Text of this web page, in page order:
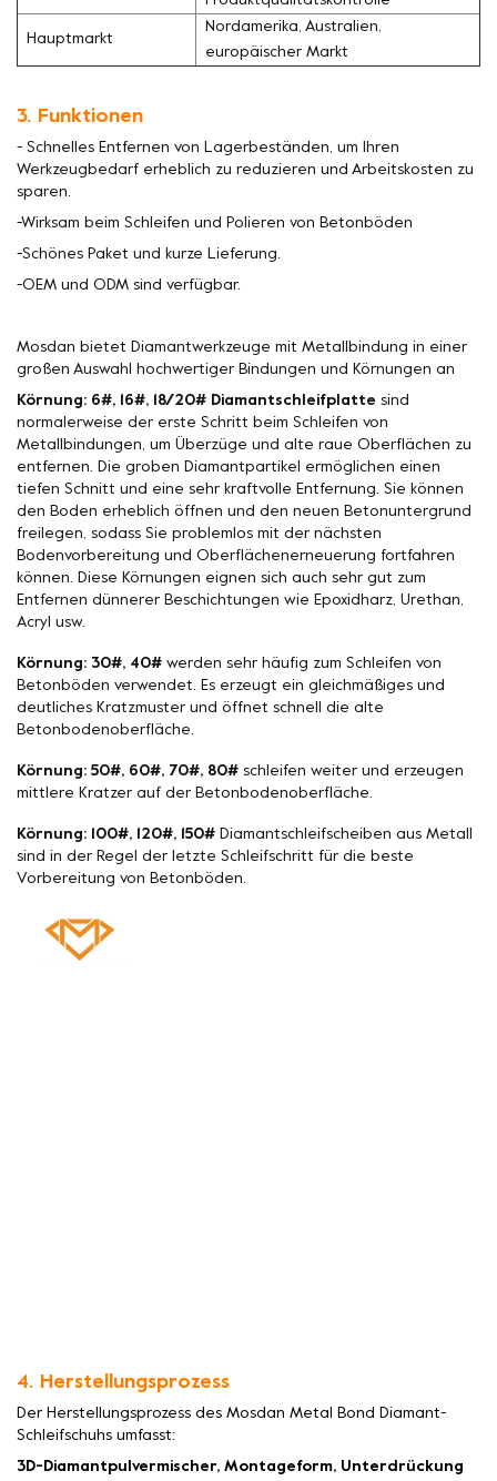
Hauptmarkt
Nordamerika, Australien,
europäischer Markt
3. Funktionen
- Schnelles Entfernen von Lagerbeständen, um Ihren
Werkzeugbedarf erheblich zu reduzieren und Arbeitskosten zu
sparen.
-Wirksam beim Schleifen und Polieren von Betonböden
-Schönes Paket und kurze Lieferung.
-OEM und ODM sind verfügbar.
Mosdan bietet Diamantwerkzeuge mit Metallbindung in einer
großen Auswahl hochwertiger Bindungen und Körnungen an
Körnung: 6#, 16#, 18/20# Diamantschleifplatte sind
normalerweise der erste Schritt beim Schleifen von
Metallbindungen, um Überzüge und alte raue Oberflächen zu
entfernen. Die groben Diamantpartikel ermöglichen einen
tiefen Schnitt und eine sehr kraftvolle Entfernung. Sie können
den Boden erheblich öffnen und den neuen Betonuntergrund
freilegen, sodass Sie problemlos mit der nächsten
Bodenvorbereitung und Oberflächenerneuerung fortfahren
können. Diese Körnungen eignen sich auch sehr gut zum
Entfernen dünnerer Beschichtungen wie Epoxidharz, Urethan,
Acryl usw.
Körnung: 30#, 40# werden sehr häufig zum Schleifen von
Betonböden verwendet. Es erzeugt ein gleichmäßiges und
deutliches Kratzmuster und öffnet schnell die alte
Betonbodenoberfläche.
Körnung: 50#, 60#, 70#, 80# schleifen weiter und erzeugen
mittlere Kratzer auf der Betonbodenoberfläche.
Körnung: 100#, 120#, 150#
Diamantschleifscheiben aus Metall
sind in der Regel der letzte Schleifschritt für die beste
Vorbereitung von Betonböden.
4. Herstellungsprozess
Der Herstellungsprozess des Mosdan Metal Bond Diamant-
Schleifschuhs umfasst:
3D-Diamantpulvermischer, Montageform, Unterdrückung